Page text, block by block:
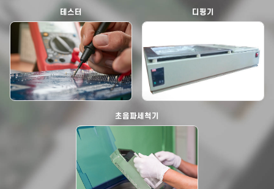
테스터 디핑기
초음파세척기